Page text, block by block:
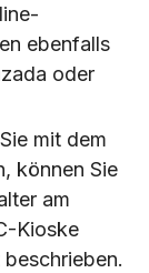
ebenfalls
oder
mit dem
können Sie
am
Kioske